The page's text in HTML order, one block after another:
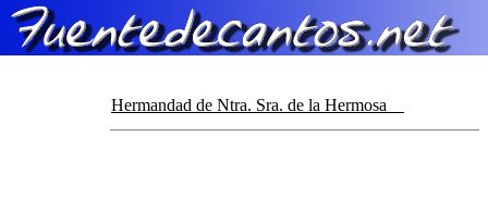
Hermandad de Ntra. Sra. de la Hermosa